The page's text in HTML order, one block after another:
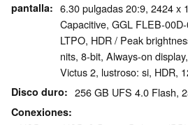
pantalla
6.30 pulgadas 20:9, 2424 x
Capacitive, GGL FLEB-
LTPO, HDR / Peak
nits, 8-bit, Always-on
Victus 2, lustroso: si, HDR,
Disco duro 256 GB UFS 4.0 Flash,
Conexiones